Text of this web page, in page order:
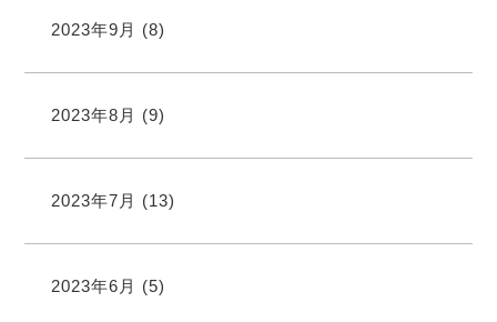
2023年9月 (8)
2023年8月 (9)
2023年7月 (13)
2023年6月 (5)